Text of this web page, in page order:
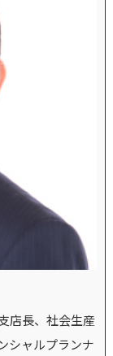
店長、社会生産
シャルプランナ